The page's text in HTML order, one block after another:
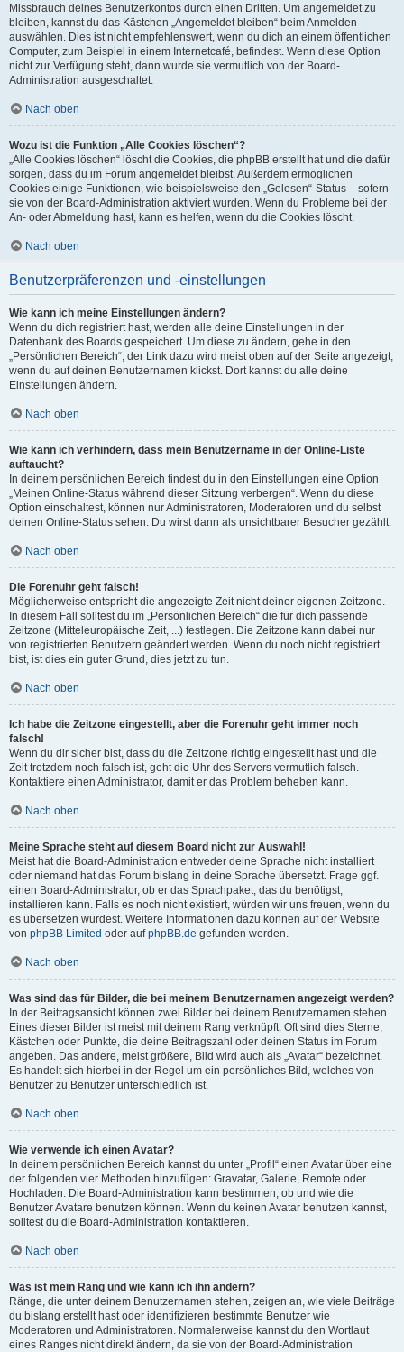
Missbrauch deines Benutzerkontos durch einen Dritten. Um angemeldet zu
bleiben, kannst du das Kästchen „Angemeldet bleiben“ beim Anmelden
auswählen. Dies ist nicht empfehlenswert, wenn du dich an einem öffentlichen
Computer, zum Beispiel in einem Internetcafé, befindest. Wenn diese Option
nicht zur Verfügung steht, dann wurde sie vermutlich von der Board-
Administration ausgeschaltet.
Nach oben
Wozu ist die Funktion „Alle Cookies löschen“?
„Alle Cookies löschen“ löscht die Cookies, die phpBB erstellt hat und die dafür
sorgen, dass du im Forum angemeldet bleibst. Außerdem ermöglichen
Cookies einige Funktionen, wie beispielsweise den „Gelesen“-Status – sofern
sie von der Board-Administration aktiviert wurden. Wenn du Probleme bei der
An- oder Abmeldung hast, kann es helfen, wenn du die Cookies löscht.
Nach oben
Benutzerpräferenzen und -einstellungen
Wie kann ich meine Einstellungen ändern?
Wenn du dich registriert hast, werden alle deine Einstellungen in der
Datenbank des Boards gespeichert. Um diese zu ändern, gehe in den
„Persönlichen Bereich“; der Link dazu wird meist oben auf der Seite angezeigt,
wenn du auf deinen Benutzernamen klickst. Dort kannst du alle deine
Einstellungen ändern.
Nach oben
Wie kann ich verhindern, dass mein Benutzername in der Online-Liste
auftaucht?
In deinem persönlichen Bereich findest du in den Einstellungen eine Option
„Meinen Online-Status während dieser Sitzung verbergen“. Wenn du diese
Option einschaltest, können nur Administratoren, Moderatoren und du selbst
deinen Online-Status sehen. Du wirst dann als unsichtbarer Besucher gezählt.
Nach oben
Die Forenuhr geht falsch!
Möglicherweise entspricht die angezeigte Zeit nicht deiner eigenen Zeitzone.
In diesem Fall solltest du im „Persönlichen Bereich“ die für dich passende
Zeitzone (Mitteleuropäische Zeit, ...) festlegen. Die Zeitzone kann dabei nur
von registrierten Benutzern geändert werden. Wenn du noch nicht registriert
bist, ist dies ein guter Grund, dies jetzt zu tun.
Nach oben
Ich habe die Zeitzone eingestellt, aber die Forenuhr geht immer noch
falsch!
Wenn du dir sicher bist, dass du die Zeitzone richtig eingestellt hast und die
Zeit trotzdem noch falsch ist, geht die Uhr des Servers vermutlich falsch.
Kontaktiere einen Administrator, damit er das Problem beheben kann.
Nach oben
Meine Sprache steht auf diesem Board nicht zur Auswahl!
Meist hat die Board-Administration entweder deine Sprache nicht installiert
oder niemand hat das Forum bislang in deine Sprache übersetzt. Frage ggf.
einen Board-Administrator, ob er das Sprachpaket, das du benötigst,
installieren kann. Falls es noch nicht existiert, würden wir uns freuen, wenn du
es übersetzen würdest. Weitere Informationen dazu können auf der Website
von phpBB Limited oder aufphpBB.de gefunden werden.
Nach oben
Was sind das für Bilder, die bei meinem Benutzernamen angezeigt werden?
In der Beitragsansicht können zwei Bilder bei deinem Benutzernamen stehen.
Eines dieser Bilder ist meist mit deinem Rang verknüpft: Oft sind dies Sterne,
Kästchen oder Punkte, die deine Beitragszahl oder deinen Status im Forum
angeben. Das andere, meist größere, Bild wird auch als „Avatar“ bezeichnet.
Es handelt sich hierbei in der Regel um ein persönliches Bild, welches von
Benutzer zu Benutzer unterschiedlich ist.
Nach oben
Wie verwende ich einen Avatar?
In deinem persönlichen Bereich kannst du unter „Profil“ einen Avatar über eine
der folgenden vier Methoden hinzufügen: Gravatar, Galerie, Remote oder
Hochladen. Die Board-Administration kann bestimmen, ob und wie die
Benutzer Avatare benutzen können. Wenn du keinen Avatar benutzen kannst,
solltest du die Board-Administration kontaktieren.
Nach oben
Was ist mein Rang und wie kann ich ihn ändern?
Ränge, die unter deinem Benutzernamen stehen, zeigen an, wie viele Beiträge
du bislang erstellt hast oder identifizieren bestimmte Benutzer wie
Moderatoren und Administratoren. Normalerweise kannst du den Wortlaut
eines Ranges nicht direkt ändern, da sie von der Board-Administration